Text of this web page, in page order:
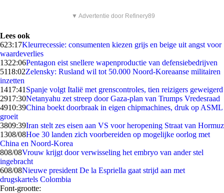
▼ Advertentie door Refinery89
Lees ook
623:17Kleurrecessie: consumenten kiezen grijs en beige uit angst voor
waardeverlies
1322:06Pentagon eist snellere wapenproductie van defensiebedrijven
5118:02Zelensky: Rusland wil tot 50.000 Noord-Koreaanse militairen
inzetten
1417:41 Spanje volgt Italië met grenscontroles, tien reizigers geweigerd
2917:30Netanyahu zet streep door Gaza-plan van Trumps Vredesraad
4910:39China boekt doorbraak in eigen chipmachines, druk op ASML
groeit
3809:39Iran stelt zes eisen aan VS voor heropening Straat van Hormuz
1308/08Hoe 30 landen zich voorbereiden op mogelijke oorlog met
China en Noord-Korea
808/08Vrouw krijgt door verwisseling het embryo van ander stel
ingebracht
608/08Nieuwe president De la Espriella gaat strijd aan met
drugskartels Colombia
Font-grootte: